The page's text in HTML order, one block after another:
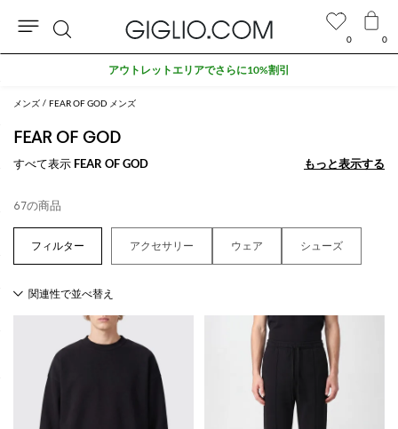
メンズ FEAR OF GOD メンズ
FEAR OF GOD
すべて表示 FEAR OF GOD もっと表示する
もっと表示する
67の商品
アクセサリー ウェア シューズ
0 0
検
アウトレットエリアでさらに10%割引